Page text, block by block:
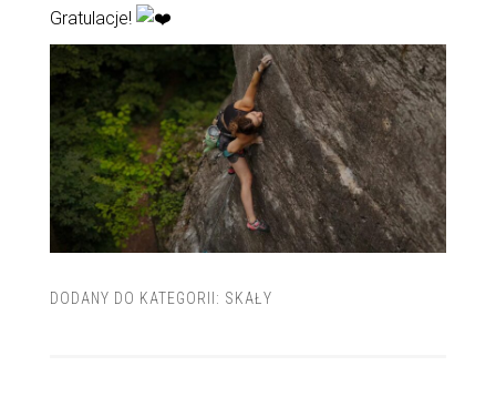
Gratulacje!
DODANY DO KATEGORII: SKAŁY